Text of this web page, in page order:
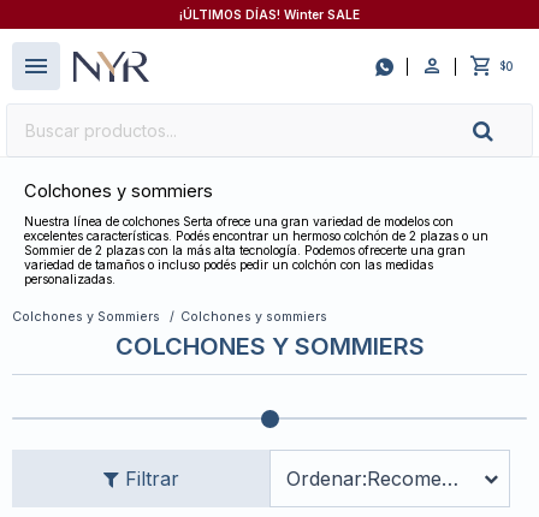
¡ÚLTIMOS DÍAS! Winter SALE
 $0
menu
Colchones y sommiers
Nuestra línea de colchones Serta ofrece una gran variedad de modelos con
excelentes características. Podés encontrar un hermoso colchón de 2 plazas o un
Sommier de 2 plazas con la más alta tecnología. Podemos ofrecerte una gran
variedad de tamaños o incluso podés pedir un colchón con las medidas
personalizadas.
Colchones y Sommiers Colchones y sommiers
COLCHONES Y SOMMIERS
Recomendados
close